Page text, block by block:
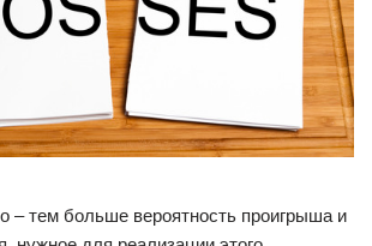
– тем больше вероятность проигрыша и